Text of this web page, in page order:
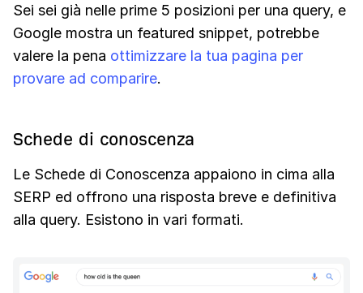
Sei sei già nelle prime 5 posizioni per una query, e
Google mostra un featured snippet, potrebbe
valere la pena ottimizzare la tua pagina per
provare ad comparire.
Schede di conoscenza
Le Schede di Conoscenza appaiono in cima alla
SERP ed offrono una risposta breve e definitiva
alla query. Esistono in vari formati.